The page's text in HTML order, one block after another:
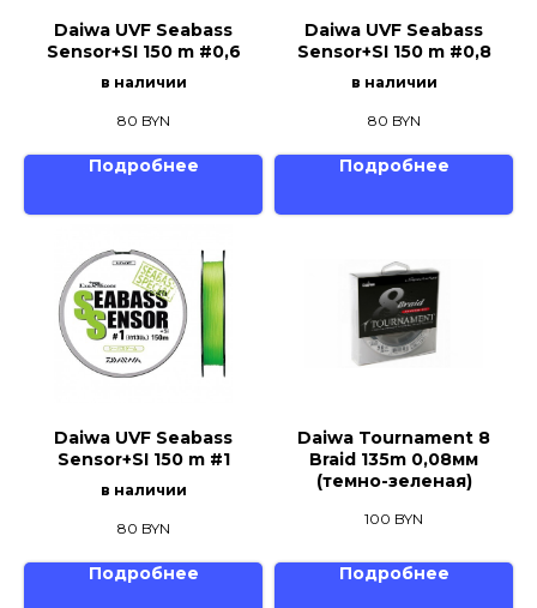
Daiwa UVF Seabass
Sensor+SI 150 m #0,6
в наличии
80 BYN
Подробнее
Daiwa UVF Seabass
Sensor+SI 150 m #0,8
в наличии
80 BYN
Подробнее
Daiwa UVF Seabass
Sensor+SI 150 m #1
в наличии
80 BYN
Подробнее
Daiwa Tournament 8
Braid 135m 0,08мм
(темно-зеленая)
100 BYN
Подробнее